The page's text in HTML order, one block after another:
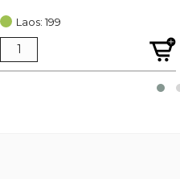
oli:
€ 0,05.
is:
€ 0,04.
Laos: 199